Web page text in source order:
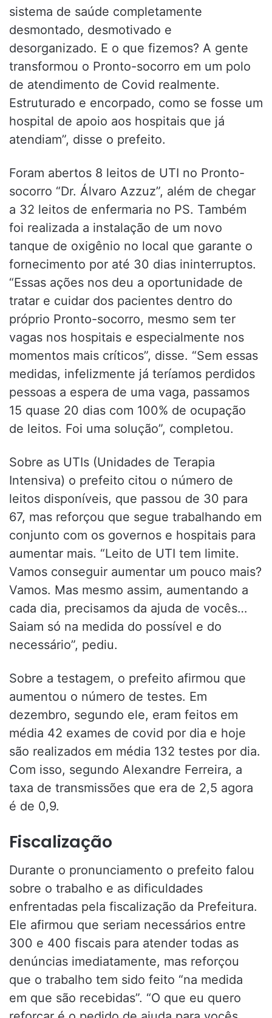
sistema de saúde completamente
desmontado, desmotivado e
desorganizado. E o que fizemos? A gente
transformou o Pronto-socorro em um polo
de atendimento de Covid realmente.
Estruturado e encorpado, como se fosse um
hospital de apoio aos hospitais que já
atendiam”, disse o prefeito.
Foram abertos 8 leitos de UTI no Pronto-
socorro “Dr. Álvaro Azzuz”, além de chegar
a 32 leitos de enfermaria no PS. Também
foi realizada a instalação de um novo
tanque de oxigênio no local que garante o
fornecimento por até 30 dias ininterruptos.
“Essas ações nos deu a oportunidade de
tratar e cuidar dos pacientes dentro do
próprio Pronto-socorro, mesmo sem ter
vagas nos hospitais e especialmente nos
momentos mais críticos”, disse. “Sem essas
medidas, infelizmente já teríamos perdidos
pessoas a espera de uma vaga, passamos
15 quase 20 dias com 100% de ocupação
de leitos. Foi uma solução”, completou.
Sobre as UTIs (Unidades de Terapia
Intensiva) o prefeito citou o número de
leitos disponíveis, que passou de 30 para
67, mas reforçou que segue trabalhando em
conjunto com os governos e hospitais para
aumentar mais. “Leito de UTI tem limite.
Vamos conseguir aumentar um pouco mais?
Vamos. Mas mesmo assim, aumentando a
cada dia, precisamos da ajuda de vocês…
Saiam só na medida do possível e do
necessário”, pediu.
Sobre a testagem, o prefeito afirmou que
aumentou o número de testes. Em
dezembro, segundo ele, eram feitos em
média 42 exames de covid por dia e hoje
são realizados em média 132 testes por dia.
Com isso, segundo Alexandre Ferreira, a
taxa de transmissões que era de 2,5 agora
é de 0,9.
Fiscalização
Durante o pronunciamento o prefeito falou
sobre o trabalho e as dificuldades
enfrentadas pela fiscalização da Prefeitura.
Ele afirmou que seriam necessários entre
300 e 400 fiscais para atender todas as
denúncias imediatamente, mas reforçou
que o trabalho tem sido feito “na medida
em que são recebidas”. “O que eu quero